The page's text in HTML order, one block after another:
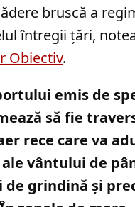
bruscă a
întregii țări,
Obiectiv.
emis de
să fie
rece care va
vântului de
de grindină și